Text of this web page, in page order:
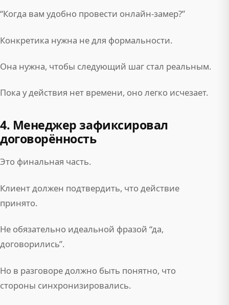
“Когда вам удобно провести онлайн-замер?”
Конкретика нужна не для формальности.
Она нужна, чтобы следующий шаг стал реальным.
Пока у действия нет времени, оно легко исчезает.
4. Менеджер зафиксировал
договорённость
Это финальная часть.
Клиент должен подтвердить, что действие
принято.
Не обязательно идеальной фразой “да,
договорились”.
Но в разговоре должно быть понятно, что
стороны синхронизировались.